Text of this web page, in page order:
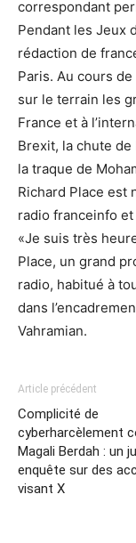
correspondant
Pendant les Jeux
rédaction de
Paris. Au cours
sur le terrain les
France et à
Brexit, la chute
la traque de
Richard Place est
radio franceinfo
«Je suis très
Place, un grand
radio, habitué à
dans
Vahramian.
Article précédent
Complicité de
cyberharcèlement
Magali Berdah : un
enquête sur des
visant X